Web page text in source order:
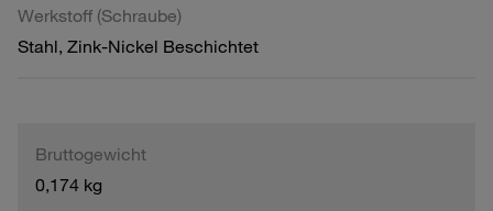
Werkstoff (Schraube)
Stahl, Zink-Nickel Beschichtet
Bruttogewicht
0,174 kg